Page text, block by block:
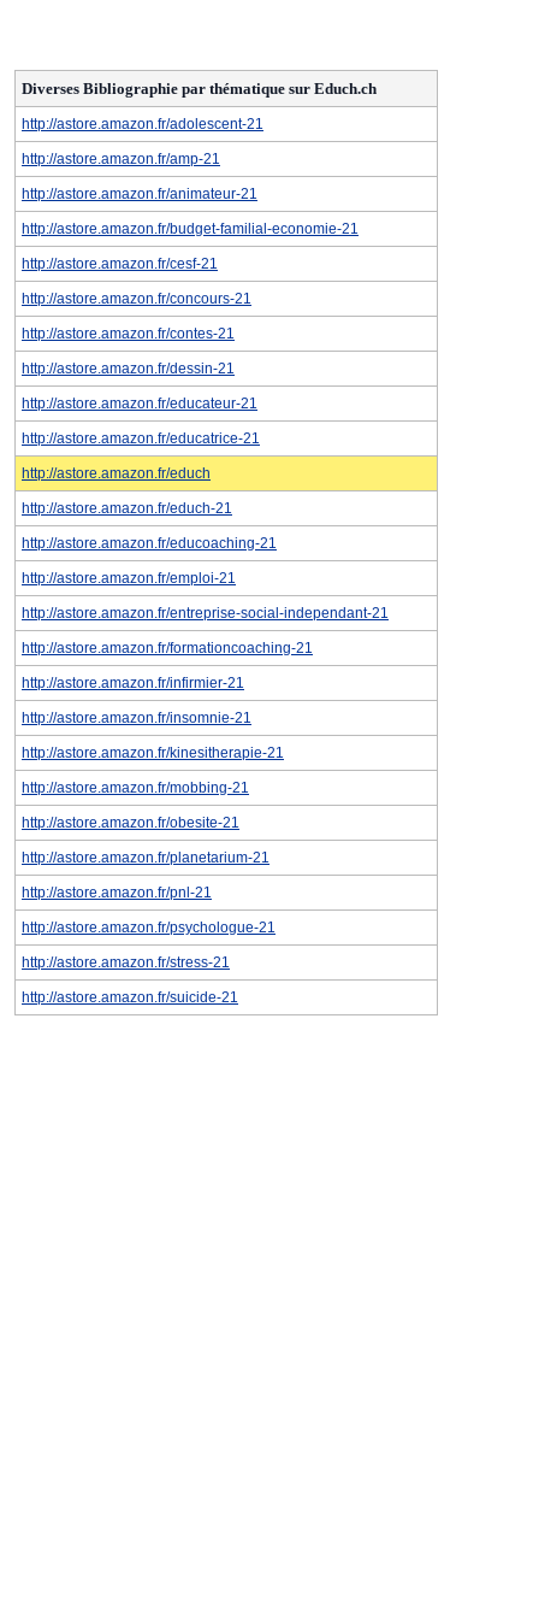
Diverses Bibliographie par thématique sur Educh.ch
http://astore.amazon.fr/adolescent-21
http://astore.amazon.fr/amp-21
http://astore.amazon.fr/animateur-21
http://astore.amazon.fr/budget-familial-economie-21
http://astore.amazon.fr/cesf-21
http://astore.amazon.fr/concours-21
http://astore.amazon.fr/contes-21
http://astore.amazon.fr/dessin-21
http://astore.amazon.fr/educateur-21
http://astore.amazon.fr/educatrice-21
http://astore.amazon.fr/educh
http://astore.amazon.fr/educh-21
http://astore.amazon.fr/educoaching-21
http://astore.amazon.fr/emploi-21
http://astore.amazon.fr/entreprise-social-independant-21
http://astore.amazon.fr/formationcoaching-21
http://astore.amazon.fr/infirmier-21
http://astore.amazon.fr/insomnie-21
http://astore.amazon.fr/kinesitherapie-21
http://astore.amazon.fr/mobbing-21
http://astore.amazon.fr/obesite-21
http://astore.amazon.fr/planetarium-21
http://astore.amazon.fr/pnl-21
http://astore.amazon.fr/psychologue-21
http://astore.amazon.fr/stress-21
http://astore.amazon.fr/suicide-21